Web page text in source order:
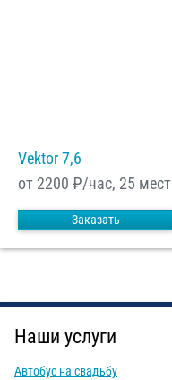
Vektor 7,6
от 2200 ₽/час, 25 мест
Заказать
Наши услуги
Автобус на свадьбу